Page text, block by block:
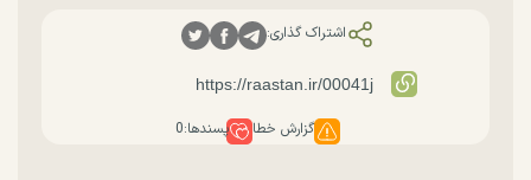
اشتراک گذاری:
گزارش خطا پسندها:0